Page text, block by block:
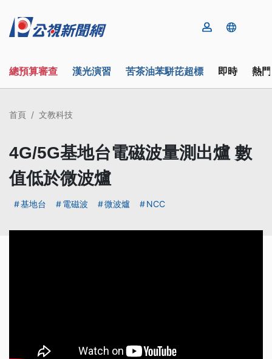
總預算審查 漢光演習 苦茶油苯駢芘超標 即時 熱
首頁 文教科技
4G/5G基地台電磁波量測出爐 數
值低於微波爐
基地台 電磁波 微波爐 NCC